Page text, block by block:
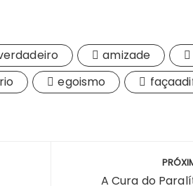
amizade
egoismo
A Cura do